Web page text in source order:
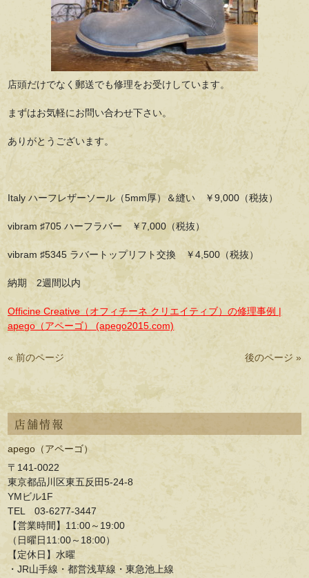
店頭だけでなく郵送でも修理をお受けしています。
まずはお気軽にお問い合わせ下さい。
ありがとうございます。
Italy ハーフレザーソール（5mm厚）＆縫い ￥9,000（税抜）
vibram ♯705 ハーフラバー ￥7,000（税抜）
vibram ♯5345 ラバートップリフト交換 ￥4,500（税抜）
納期 2週間以内
Officine Creative（オフィチーネ クリエイティブ）の修理事例 |
apego（アペーゴ） (apego2015.com)
« 前のページ 後のページ »
店舗情報
apego（アペーゴ）
〒141-0022
東京都品川区東五反田5-24-8
YMビル1F
TEL 03-6277-3447
【営業時間】11:00～19:00
（日曜日11:00～18:00）
【定休日】水曜
・JR山手線・都営浅草線・東急池上線